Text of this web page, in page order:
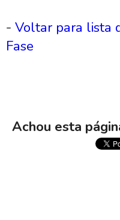
- Voltar para lista
Fase
Achou esta